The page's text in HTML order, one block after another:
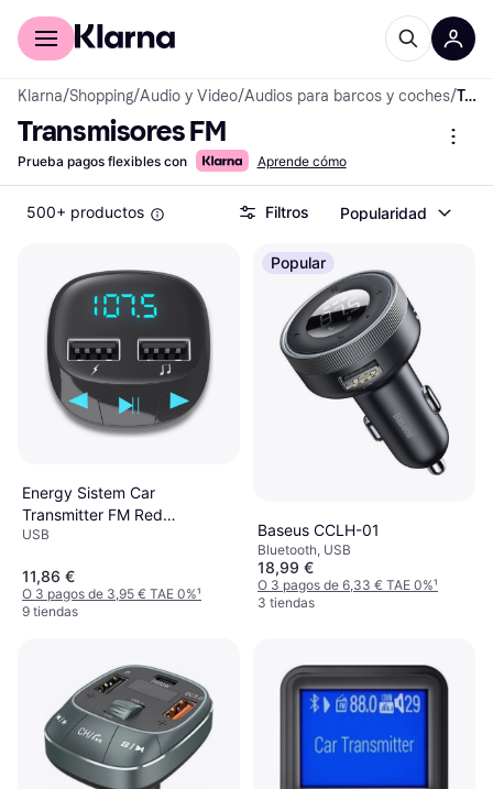
Comprar con Klarna
Klarna/Shopping/Audio y Video/Audios para barcos y coches/ Transmisores FM
Transmisores FM
Prueba pagos flexibles con Aprende cómo
500+ productos Filtros Popularidad
Energy Sistem Car
Transmitter FM Red
(MicroSD)
USB
11,86 €
O 3 pagos de 3,95 € TAE 0%¹
9 tiendas
Popular
Baseus CCLH-01
Bluetooth, USB
18,99 €
O 3 pagos de 6,33 € TAE 0%¹
3 tiendas